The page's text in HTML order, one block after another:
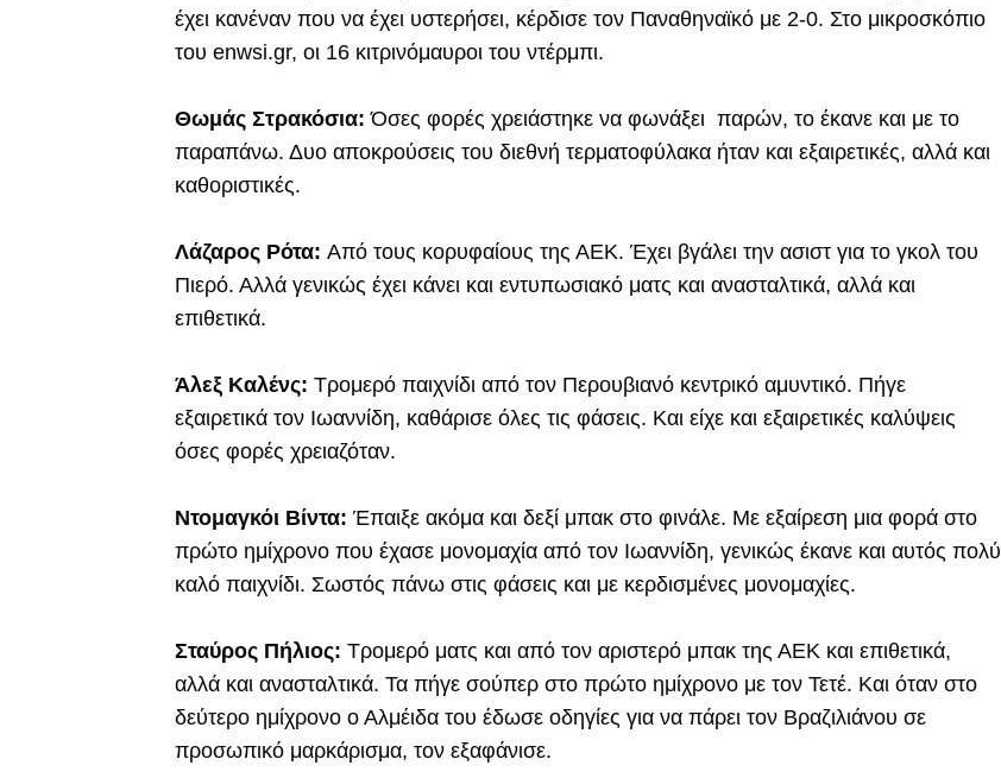
έχει κανέναν που να έχει υστερήσει, κέρδισε τον Παναθηναϊκό με 2-0. Στο μικροσκόπιο
του enwsi.gr, οι 16 κιτρινόμαυροι του ντέρμπι.
Θωμάς Στρακόσια:Όσες φορές χρειάστηκε να φωνάξει παρών, το έκανε και με το
παραπάνω. Δυο αποκρούσεις του διεθνή τερματοφύλακα ήταν και εξαιρετικές, αλλά και
καθοριστικές.
Λάζαρος Ρότα: Από τους κορυφαίους της ΑΕΚ. Έχει βγάλει την ασιστ για το γκολ του
Πιερό. Αλλά γενικώς έχει κάνει και εντυπωσιακό ματς και ανασταλτικά, αλλά και
επιθετικά.
Άλεξ Καλένς: Τρομερό παιχνίδι από τον Περουβιανό κεντρικό αμυντικό. Πήγε
εξαιρετικά τον Ιωαννίδη, καθάρισε όλες τις φάσεις. Και είχε και εξαιρετικές καλύψεις
όσες φορές χρειαζόταν.
Ντομαγκόι Βίντα: Έπαιξε ακόμα και δεξί μπακ στο φινάλε. Με εξαίρεση μια φορά στο
πρώτο ημίχρονο που έχασε μονομαχία από τον Ιωαννίδη, γενικώς έκανε και αυτός πολύ
καλό παιχνίδι. Σωστός πάνω στις φάσεις και με κερδισμένες μονομαχίες.
Σταύρος Πήλιος: Τρομερό ματς και από τον αριστερό μπακ της ΑΕΚ και επιθετικά,
αλλά και ανασταλτικά. Τα πήγε σούπερ στο πρώτο ημίχρονο με τον Τετέ. Και όταν στο
δεύτερο ημίχρονο ο Αλμέιδα του έδωσε οδηγίες για να πάρει τον Βραζιλιάνου σε
προσωπικό μαρκάρισμα, τον εξαφάνισε.